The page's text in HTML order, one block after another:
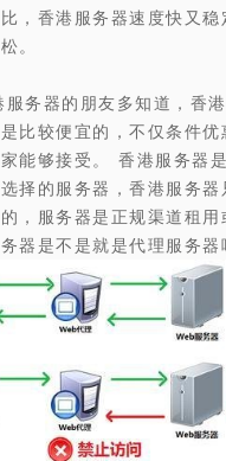
，香港服务器速度快又稳
。
服务器的朋友多知道，香
比较便宜的，不仅条件优
能够接受。
香港服务器
择的服务器，香港服务器
，服务器是正规渠道租用
器是不是就是代理服务器